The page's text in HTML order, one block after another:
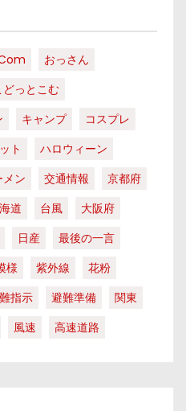
おっさん
どっとこむ
キャンプ
コスプレ
ト
ハロウィーン
メン 交通情報
京都府
道 台風
大阪府
日産
最後の一言
様 紫外線
花粉
指示 避難準備
関東
風速 高速道路